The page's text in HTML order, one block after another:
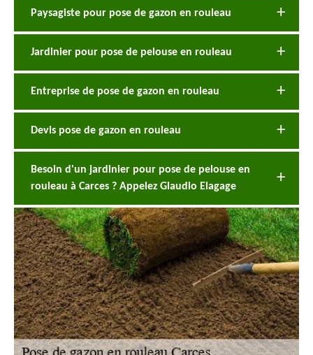
Paysagiste pour pose de gazon en rouleau
Jardinier pour pose de pelouse en rouleau
Entreprise de pose de gazon en rouleau
Devis pose de gazon en rouleau
Besoin d'un jardinier pour pose de pelouse en
rouleau à Carces ? Appelez Glaudio Elagage